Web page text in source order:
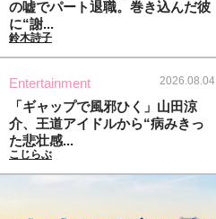
の嘘でパート退職。巻き込んだ彼
に“謝...
鈴木詩子
Entertainment 2026.08.04
「ギャップで風邪ひく」山田涼
介、王道アイドルから“病みきっ
た悲壮感...
こじらぶ